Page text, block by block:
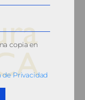
copia en
Privacidad